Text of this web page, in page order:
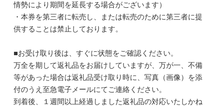
情勢により期間を延長する場合がございます）
・本券を第三者に転売し、または転売のために第三者に提
供することは禁止しております。
■お受け取り後は、すぐに状態をご確認ください。
万全を期して返礼品をお届けしていますが、万が一、不備
等があった場合は返礼品受け取り時に、写真（画像）を添
付のうえ至急電子メールにてご連絡ください。
到着後、１週間以上経過しました返礼品の対応いたしかね